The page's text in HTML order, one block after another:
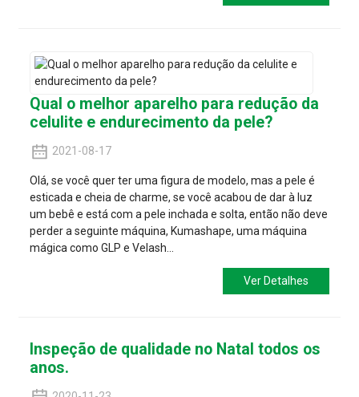
Qual o melhor aparelho para redução da
celulite e endurecimento da pele?
2021-08-17
Olá, se você quer ter uma figura de modelo, mas a pele é
esticada e cheia de charme, se você acabou de dar à luz
um bebê e está com a pele inchada e solta, então não deve
perder a seguinte máquina, Kumashape, uma máquina
mágica como GLP e Velash...
Ver Detalhes
Inspeção de qualidade no Natal todos os
anos.